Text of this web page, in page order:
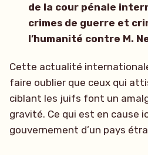
de la cour pénale
crimes de guerre et
l’humanité contre M.
Cette actualité
faire oublier que ceux qui
ciblant les juifs font un
gravité. Ce qui est en cause
gouvernement d’un pays